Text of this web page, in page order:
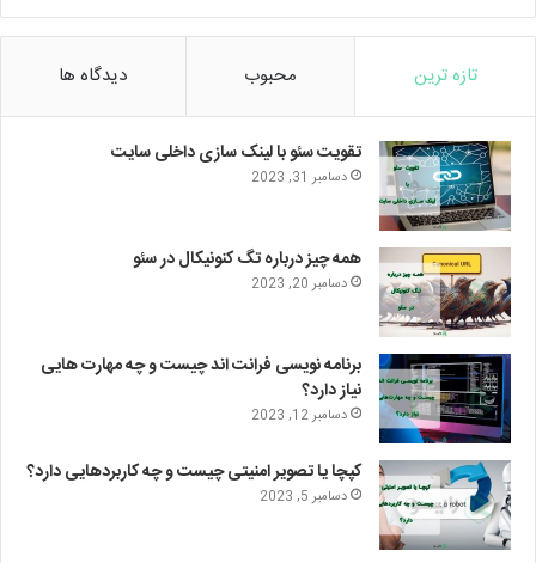
تازه ترین محبوب دیدگاه ها
تقویت سئو با لینک سازی داخلی سایت
دسامبر 31, 2023
همه چیز درباره تگ کنونیکال در سئو
دسامبر 20, 2023
برنامه نویسی فرانت اند چیست و چه مهارت هایی
نیاز دارد؟
دسامبر 12, 2023
کپچا یا تصویر امنیتی چیست و چه کاربردهایی دارد؟
دسامبر 5, 2023